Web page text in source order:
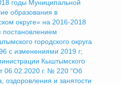
годы Муниципальной
образования в
округе» на 2016-2018
постановлением
городского округа
с изменениями 2019 г;
Кыштымского
06.02.2020 г. № 220 “Об
оздоровления и занятости